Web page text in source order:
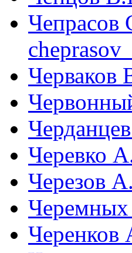
Чепрасов
Черваков
Черевко
Черезов
Черенков